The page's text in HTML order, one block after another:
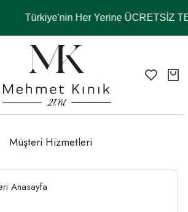
Türkiye'nin Her Yerine ÜCRETSİZ
Müşteri Hizmetleri
Anasayfa